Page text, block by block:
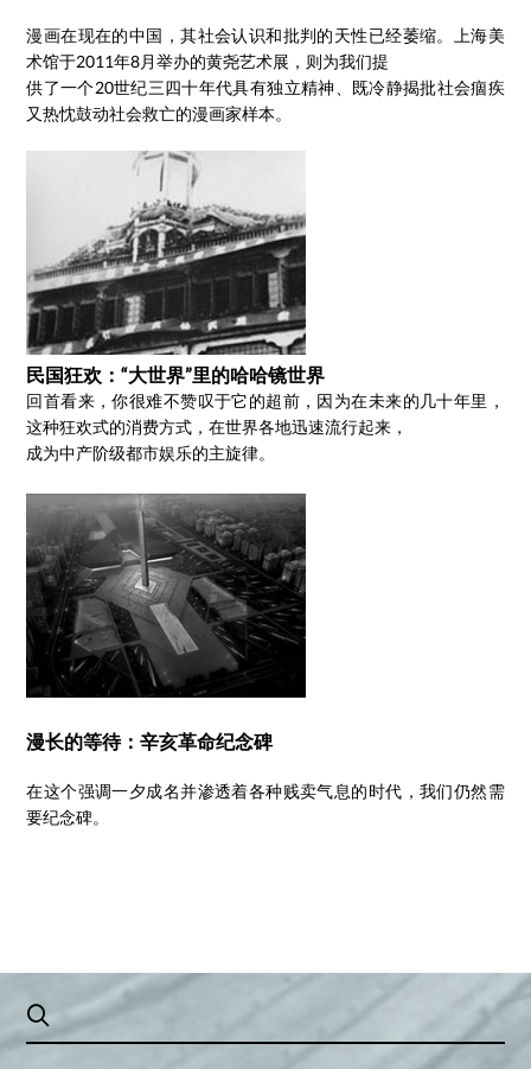
漫画在现在的中国，其社会认识和批判的天性已经萎缩。上海美
术馆于2011年8月举办的黄尧艺术展，则为我们提
供了一个20世纪三四十年代具有独立精神、既冷静揭批社会痼疾
又热忱鼓动社会救亡的漫画家样本。
民国狂欢：“大世界”里的哈哈镜世界
回首看来，你很难不赞叹于它的超前，因为在未来的几十年里，
这种狂欢式的消费方式，在世界各地迅速流行起来，
成为中产阶级都市娱乐的主旋律。
漫长的等待：辛亥革命纪念碑
在这个强调一夕成名并渗透着各种贱卖气息的时代，我们仍然需
要纪念碑。